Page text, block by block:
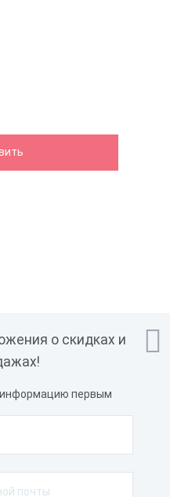

о скидках и
информацию первым